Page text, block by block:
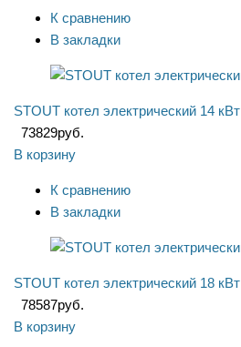
К сравнению
В закладки
STOUT котел электрический 14 кВт
73829руб.
В корзину
К сравнению
В закладки
STOUT котел электрический 18 кВт
78587руб.
В корзину